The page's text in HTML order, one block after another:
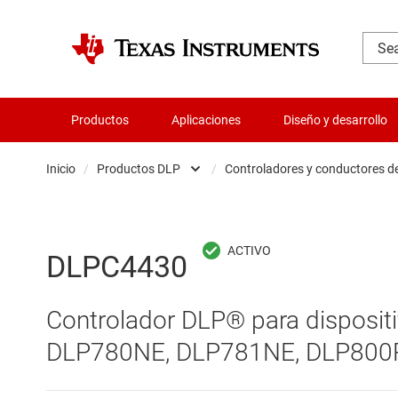
Productos Aplicaciones Diseño y desarrollo
Inicio / Productos DLP
Aislamiento
Audio, háptica y piezoeléctrica
Circuitos integrados de gestión de
/ Controladores y conductores
Dispositivos de
DLPC4430
Controlador DLP® para
DLP780NE, DLP781NE,